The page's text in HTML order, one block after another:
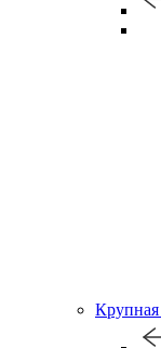
Крупная